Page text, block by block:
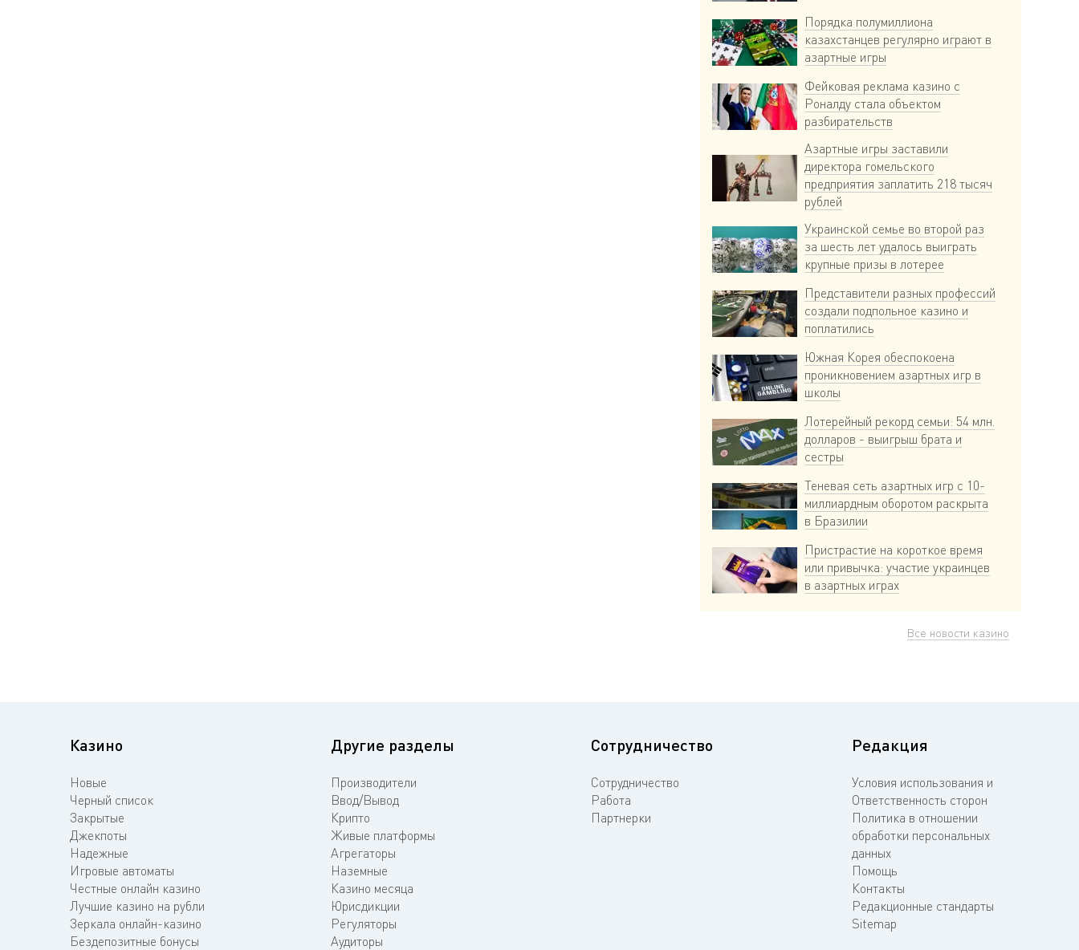
Порядка полумиллиона
казахстанцев регулярно играют в
азартные игры
Фейковая реклама казино с
Роналду стала объектом
разбирательств
Азартные игры заставили
директора гомельского
предприятия заплатить 218 тысяч
рублей
Украинской семье во второй раз
за шесть лет удалось выиграть
крупные призы в лотерее
Представители разных профессий
создали подпольное казино и
поплатились
Южная Корея обеспокоена
проникновением азартных игр в
школы
Лотерейный рекорд семьи: 54 млн.
долларов - выигрыш брата и
сестры
Теневая сеть азартных игр с 10-
миллиардным оборотом раскрыта
в Бразилии
Пристрастие на короткое время
или привычка: участие украинцев
в азартных играх
Все новости казино
Казино
Новые
Черный список
Закрытые
Джекпоты
Надежные
Игровые автоматы
Честные онлайн казино
Лучшие казино на рубли
Зеркала онлайн-казино
Бездепозитные бонусы
Другие разделы
Производители
Ввод/Вывод
Крипто
Живые платформы
Агрегаторы
Наземные
Казино месяца
Юрисдикции
Регуляторы
Аудиторы
Сотрудничество
Сотрудничество
Работа
Партнерки
Редакция
Условия использования и
Ответственность сторон
Политика в отношении
обработки персональных
данных
Помощь
Контакты
Редакционные стандарты
Sitemap